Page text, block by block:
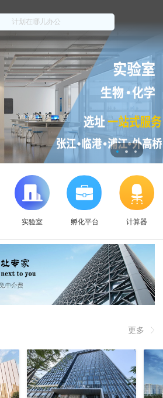
实验室 孵化平台 计算器
更多